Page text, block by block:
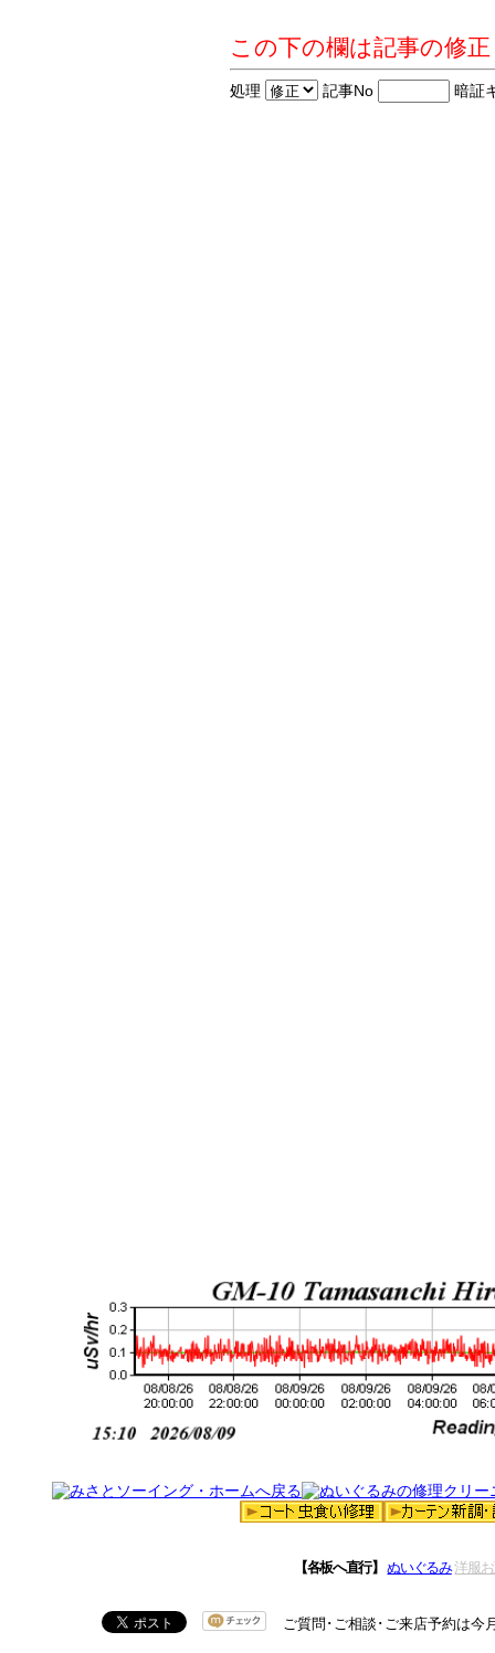
この下の欄は記事の修
処理 記事No 暗証
【各板へ直行】 ぬいぐるみ 洋服
ご質問･ご相談･ご来店予約は今